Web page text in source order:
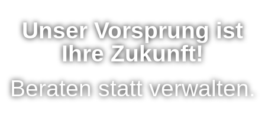
Unser Vorsprung ist
Ihre Zukunft!
Beraten statt verwalten.